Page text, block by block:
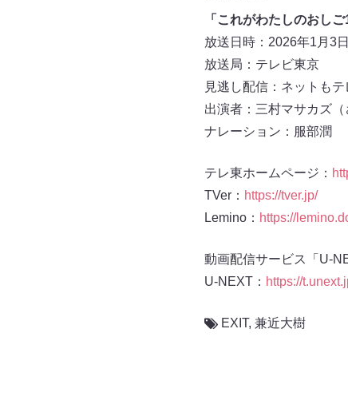
「これがわたしのおしご
放送日時：2026年1月3
放送局：テレビ東京
見逃し配信：ネットも
出演者：三村マサカズ（
ナレーション：服部潤
テレ東ホームページ：
TVer： https://tver.jp/
Lemino： https://
動画配信サービス「U-
U-NEXT： https://
EXIT, 兼近大樹